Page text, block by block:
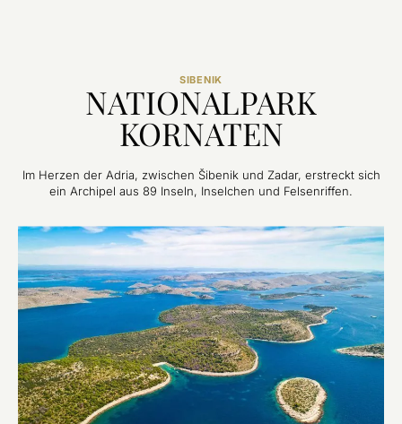
SIBENIK
NATIONALPARK
KORNATEN
Im Herzen der Adria, zwischen Šibenik und Zadar, erstreckt sich
ein Archipel aus 89 Inseln, Inselchen und Felsenriffen.